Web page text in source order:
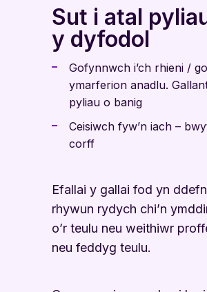
Sut i atal
y dyfodol
Gofynnwch i’ch rhieni /
ymarferion anadlu.
pyliau o banig
Ceisiwch fyw’n iach –
corff
Efallai y gallai fod yn
rhywun rydych chi’n
o’r teulu neu weithiwr
neu feddyg teulu.